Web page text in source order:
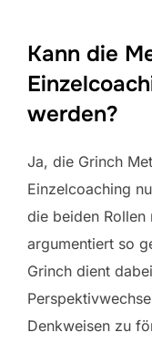
Kann die
werden?
Ja, die Grinch
Einzelcoaching
die beiden Rollen
argumentiert so
Grinch dient
Denkweisen zu